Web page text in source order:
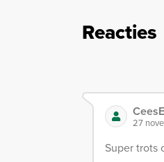
Reacties
27
Super trots